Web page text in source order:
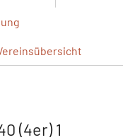
(4er) 1